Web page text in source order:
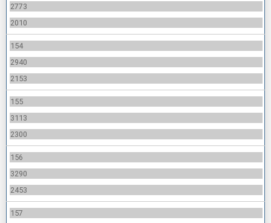
2773
2010
154
2940
2153
155
3113
2300
156
3290
2453
157